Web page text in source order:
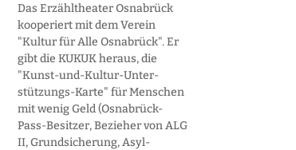
Das Erzähltheater Osnabrück
kooperiert mit dem Verein
"Kultur für Alle Osnabrück". Er
gibt die KUKUK heraus, die
"Kunst-und-Kultur-Unter­
stützungs-Karte" für Menschen
mit wenig Geld (Osnabrück-
Pass-Besitzer, Bezieher von ALG
II, Grund­sicherung, Asyl­